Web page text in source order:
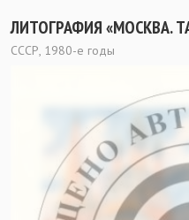
ЛИТОГРАФИЯ «МОСКВА.
СССР, 1980-е годы